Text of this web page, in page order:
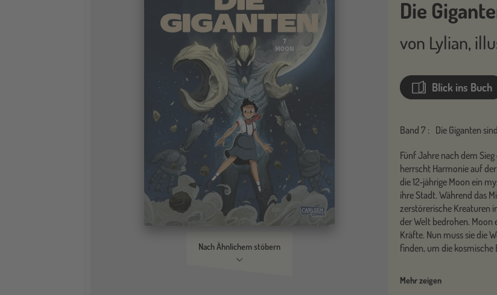
Nach Ähnlichem stöbern
Die
von Lylian,
Blick ins Buch
Band 7 : Die Giganten
Fünf Jahre nach dem
herrscht Harmonie auf
die 12-jährige Moon ein
ihre Stadt. Während das
zerstörerische Kreaturen
der Welt bedrohen. Moon
Kräfte. Nun muss sie die
finden, um die
Mehr zeigen